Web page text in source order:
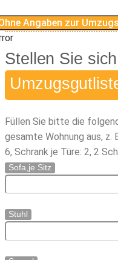
Angaben zur
Stellen Sie
Füllen Sie bitte die
gesamte Wohnung aus, z.
6, Schrank je Türe: 2, 2
Sofa,je Sitz
Stuhl